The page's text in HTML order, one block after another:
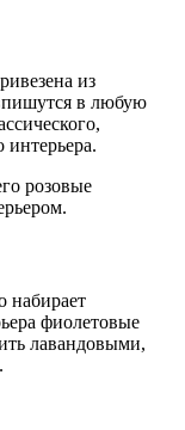
из
в любую
интерьера.
розовые
набирает
фиолетовые
лавандовыми,